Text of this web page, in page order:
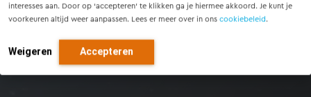
interesses aan. Door op ‘accepteren’ te klikken ga je hiermee akkoord. Je kunt je
voorkeuren altijd weer aanpassen. Lees er meer over in ons cookiebeleid.
Weigeren Accepteren